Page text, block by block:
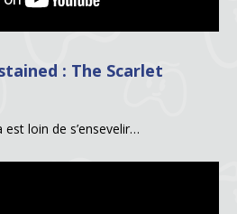
: The Scarlet
est loin de s’ensevelir…